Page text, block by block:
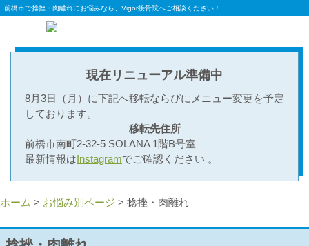
前橋市で捻挫・肉離れにお悩みなら、Vigor接骨院へご相談ください！
現在リニューアル準備中
8月3日（月）に下記へ移転ならびにメニュー変更を予定
しております。
移転先住所
前橋市南町2-32-5 SOLANA 1階B号室
最新情報はInstagramでご確認ください 。
ホーム > お悩み別ページ > 捻挫・肉離れ